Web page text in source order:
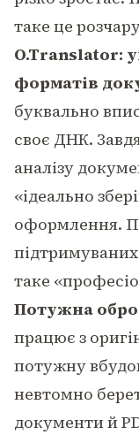
таке це
O.Translator:
форматів
буквально
своє ДНК.
аналізу
«ідеально
оформлення.
таке
Потужна
працює з
потужну
невтомно
документи й